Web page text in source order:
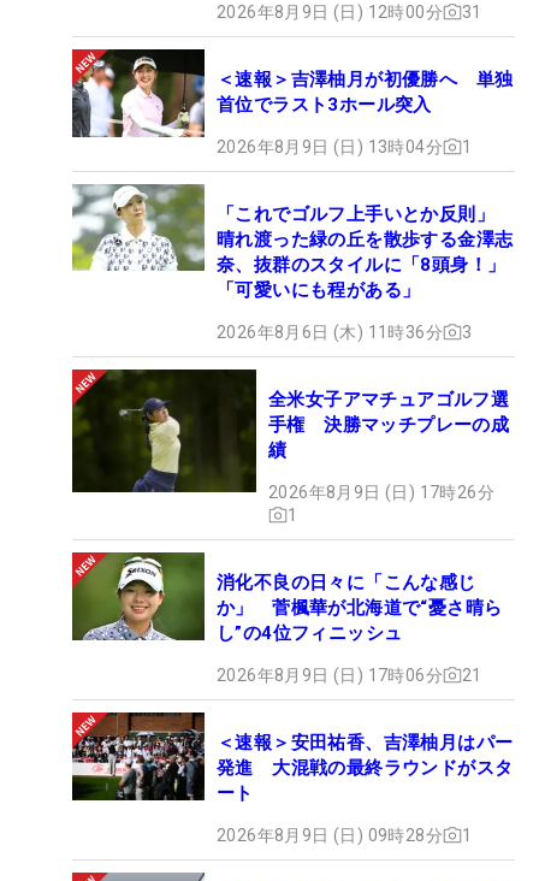
2026年8月9日 (日) 12時00分 31
＜速報＞吉澤柚月が初優勝へ 単独
首位でラスト3ホール突入
2026年8月9日 (日) 13時04分 1
「これでゴルフ上手いとか反則」
晴れ渡った緑の丘を散歩する金澤志
奈、抜群のスタイルに「8頭身！」
「可愛いにも程がある」
2026年8月6日 (木) 11時36分 3
全米女子アマチュアゴルフ選
手権 決勝マッチプレーの成
績
2026年8月9日 (日) 17時26分
1
消化不良の日々に「こんな感じ
か」 菅楓華が北海道で“憂さ晴ら
し”の4位フィニッシュ
2026年8月9日 (日) 17時06分 21
＜速報＞安田祐香、吉澤柚月はパー
発進 大混戦の最終ラウンドがスタ
ート
2026年8月9日 (日) 09時28分 1